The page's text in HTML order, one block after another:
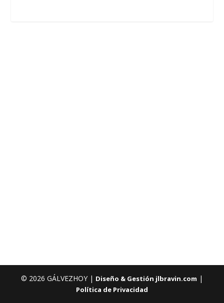
© 2026 GÁLVEZHOY | Diseño & Gestión jlbravin.com |
Política de Privacidad